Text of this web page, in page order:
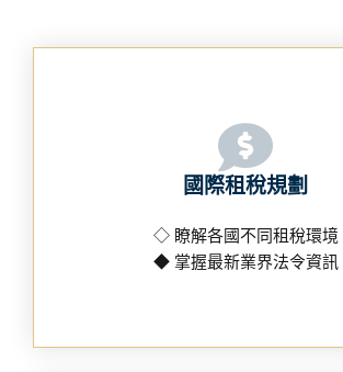
國際租稅規劃
◇ 瞭解各國不同租稅環境
◆ 掌握最新業界法令資訊